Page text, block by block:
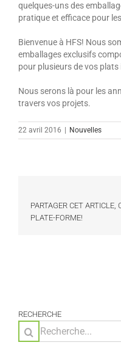
quelques-uns des
pratique et efficace pour
Bienvenue à HFS! Nous
emballages exclusifs
pour plusieurs de vos
Nous serons là pour les
travers vos projets.
22 avril 2016 Nouvelles
PARTAGER CET ARTICLE,
PLATE-FORME!
RECHERCHE
Rechercher: